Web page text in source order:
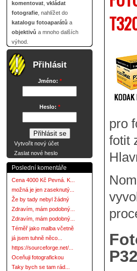
komentovat vkládat
fotografie , nahlížet do
katalogu fotoaparátů a
objektivů a mnoho dalších
výhod.
Přihlásit
Jméno: *
Heslo: *
Vytvořit nový účet
Zaslat nové heslo
Poslední komentáře
Cena 4000 Kč Pevná. K...
možná je jen zaseknutý...
Že by tady nebyl žádný
Zdravím, mám podobný...
Zdravím, mám podobný...
Téměř jako malba včetně
já jsem tuhně něco...
https://sourceforge.net/...
Oceňuji fotografickou
Taky bych se tam rád...
pro
fotit